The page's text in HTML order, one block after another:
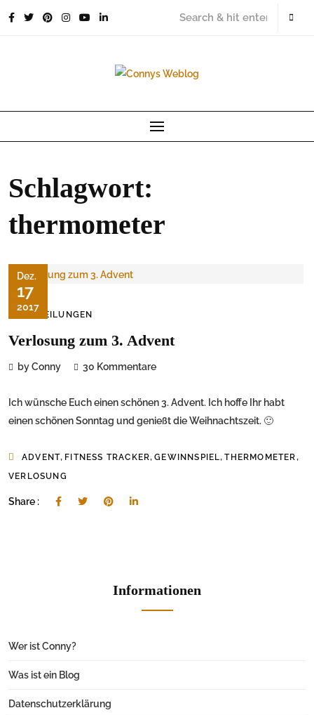
Schlagwort:
thermometer
Dez.
17
2017
MITTEILUNGEN
Verlosung zum 3. Advent
by Conny 30 Kommentare
Ich wünsche Euch einen schönen 3. Advent. Ich hoffe Ihr habt
einen schönen Sonntag und genießt die Weihnachtszeit. 🙂
ADVENT, FITNESS TRACKER,GEWINNSPIEL,THERMOMETER,
VERLOSUNG
Share :
Informationen
Wer ist Conny?
Was ist ein Blog
Datenschutzerklärung